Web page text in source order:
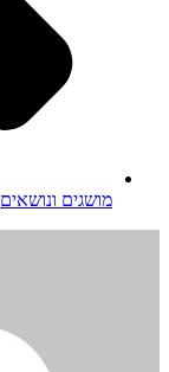
מושגים ונושאים